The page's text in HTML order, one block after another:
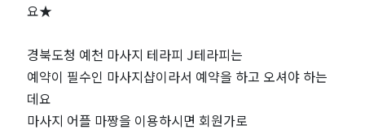
테
라
피
요★
경북도청 예천 마사지 테라피 J테라피는
예약이 필수인 마사지샵이라서 예약을 하고 오셔야 하는
데요
마사지 어플 마짱을 이용하시면 회원가로